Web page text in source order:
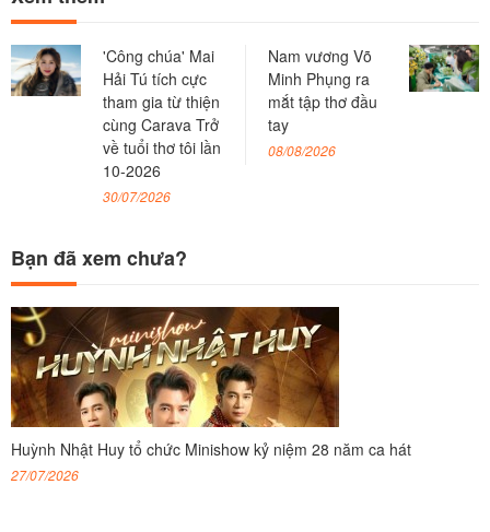
'Công chúa' Mai
Hải Tú tích cực
tham gia từ thiện
cùng Carava Trở
về tuổi thơ tôi lần
10-2026
30/07/2026
Nam vương Võ
Minh Phụng ra
mắt tập thơ đầu
tay
08/08/2026
Bạn đã xem chưa?
Huỳnh Nhật Huy tổ chức Minishow kỷ niệm 28 năm ca hát
27/07/2026